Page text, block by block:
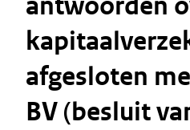
afgesloten
BV (besluit